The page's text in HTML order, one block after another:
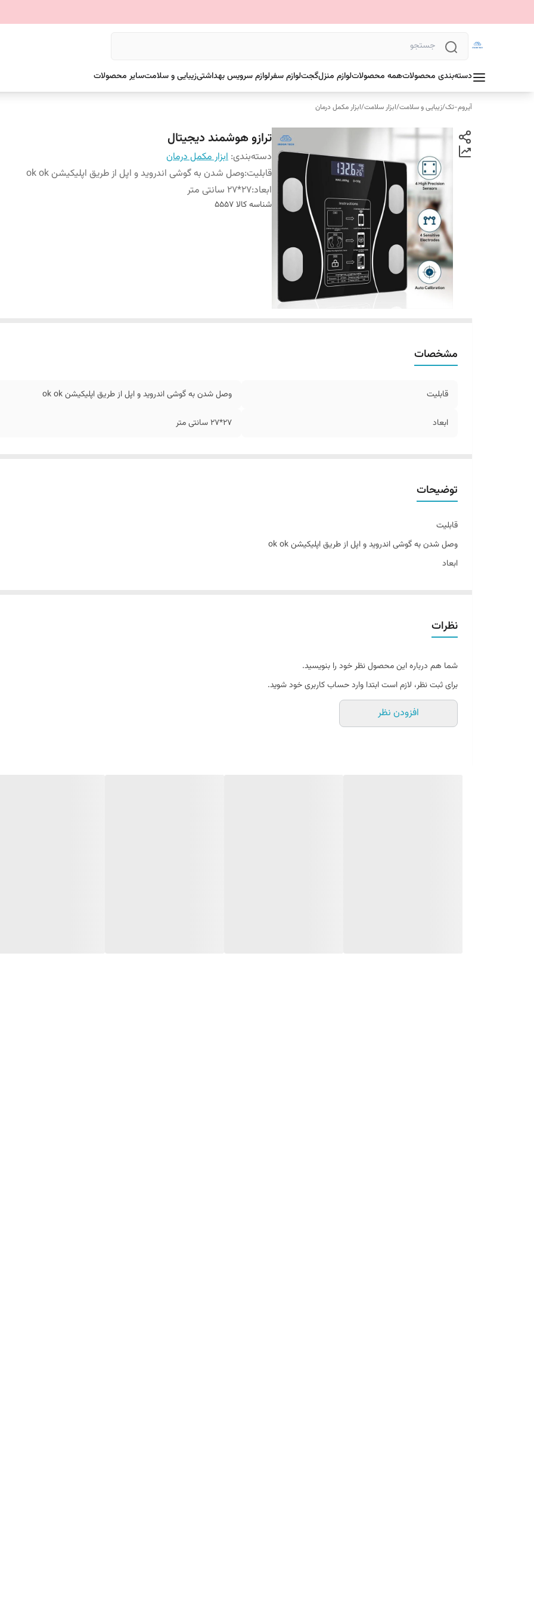
دسته‌بندی محصولاتهمه محصولاتلوازم منزلگجتلوازم سفرلوازم سرویس بهداشتیزیبایی و سلامتسایر محصولات
آیروم-تک/زیبایی و سلامت/ابزار سلامت/ابزار مکمل درمان
ترازو هوشمند دیجیتال
دسته‌بندی: ابزار مکمل درمان
قابلیت:وصل شدن به گوشی اندروید و اپل از طریق اپلیکیشن ok ok
ابعاد:27*27 سانتی متر
شناسه کالا5557
مشخصات
قابلیت وصل شدن به گوشی اندروید و اپل از طریق اپلیکیشن ok ok
ابعاد 27*27 سانتی متر
توضیحات
قابلیت
وصل شدن به گوشی اندروید و اپل از طریق اپلیکیشن ok ok
ابعاد
نظرات
شما هم درباره این محصول نظر خود را بنویسید.
برای ثبت نظر، لازم است ابتدا وارد حساب کاربری خود شوید.
افزودن نظر